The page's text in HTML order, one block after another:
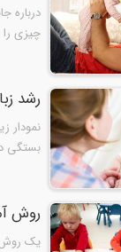
درباره
چیزی را
رشد
نمودار
بستگی
روش
یک روش